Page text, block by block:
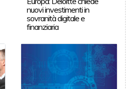
nuovi investimenti in
sovranità digitale e
finanziaria